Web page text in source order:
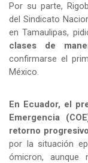
Por su parte,
del Sindicato
en Tamaulipas,
clases de
confirmarse el
México.
En Ecuador, el
Emergencia
retorno
por la situación
ómicron,